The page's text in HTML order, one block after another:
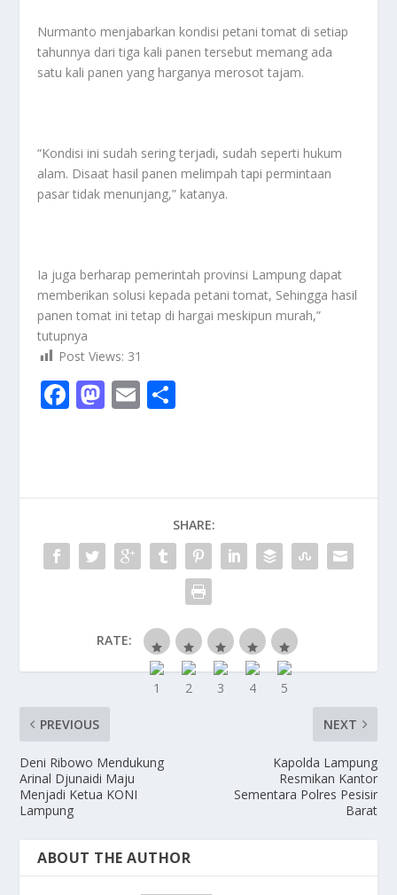
Nurmanto menjabarkan kondisi petani tomat di setiap
tahunnya dari tiga kali panen tersebut memang ada
satu kali panen yang harganya merosot tajam.
“Kondisi ini sudah sering terjadi, sudah seperti hukum
alam. Disaat hasil panen melimpah tapi permintaan
pasar tidak menunjang,” katanya.
Ia juga berharap pemerintah provinsi Lampung dapat
memberikan solusi kepada petani tomat, Sehingga hasil
panen tomat ini tetap di hargai meskipun murah,”
tutupnya
Post Views: 31
F
o
o
k
M
o
n
E
SHARE:
RATE:
PREVIOUS
Deni Ribowo Mendukung
Arinal Djunaidi Maju
Menjadi Ketua KONI
Lampung
NEXT
Kapolda Lampung
Resmikan Kantor
Sementara Polres Pesisir
Barat
ABOUT THE AUTHOR